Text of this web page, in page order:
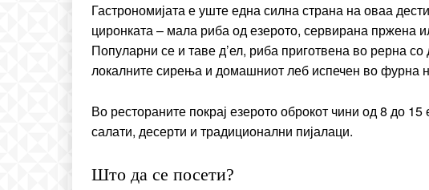
Гастрономијата е уште една силна страна на оваа
циронката – мала риба од езерото, сервирана пржена
Популарни се и таве д’ел, риба приготвена во рерна
локалните сирења и домашниот леб испечен во фурна
Во рестораните покрај езерото оброкот чини од 8 до
салати, десерти и традиционални пијалаци.
Што да се посети?